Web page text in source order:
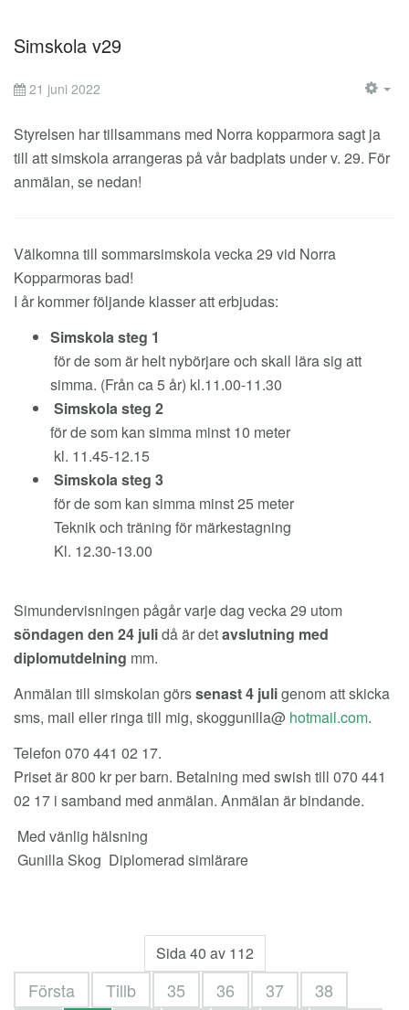
Simskola v29
21 juni 2022
Styrelsen har tillsammans med Norra kopparmora sagt ja
till att simskola arrangeras på vår badplats under v. 29. För
anmälan, se nedan!
Välkomna till sommarsimskola vecka 29 vid Norra
Kopparmoras bad!
I år kommer följande klasser att erbjudas:
Simskola steg 1
för de som är helt nybörjare och skall lära sig att
simma. (Från ca 5 år) kl.11.00-11.30
Simskola steg 2
för de som kan simma minst 10 meter
kl. 11.45-12.15
Simskola steg 3
för de som kan simma minst 25 meter
Teknik och träning för märkestagning
Kl. 12.30-13.00
Simundervisningen pågår varje dag vecka 29 utom
söndagen den 24 julidå är detavslutning med
diplomutdelning mm.
Anmälan till simskolan görssenast 4 juligenom att skicka
sms, mail eller ringa till mig, skoggunilla@ hotmail.com.
Telefon 070 441 02 17.
Priset är 800 kr per barn. Betalning med swish till 070 441
02 17 i samband med anmälan. Anmälan är bindande.
Med vänlig hälsning
Gunilla Skog Diplomerad simlärare
Sida 40 av 112
Första Tillb 35 36 37 38